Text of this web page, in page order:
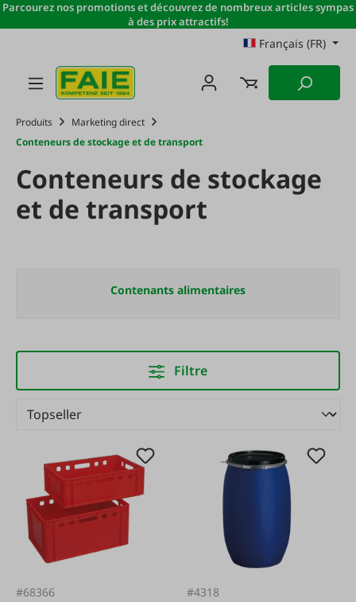
Passer au contenu principal
Parcourez nos promotions et découvrez de nombreux articles sympas
à des prix attractifs!
Français (FR)
Produits
Marketing direct
Conteneurs de stockage et de transport
Conteneurs de stockage
et de transport
Contenants alimentaires
Filtre
#68366 #4318